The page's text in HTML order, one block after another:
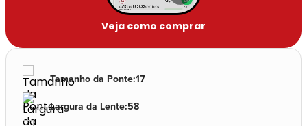
Veja como comprar
Tamanho da Ponte:17
Largura da Lente:58